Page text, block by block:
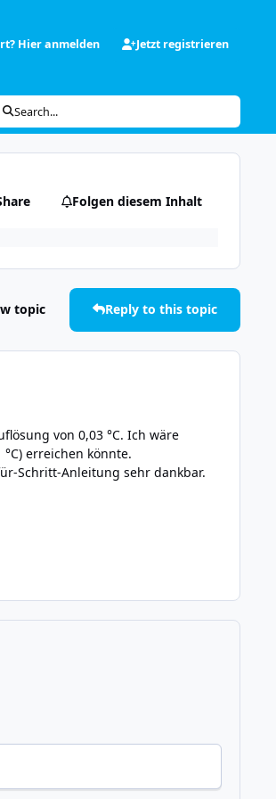
Hier anmelden Jetzt registrieren
Search...
Folgen diesem Inhalt
topic Reply to this topic
von 0,03 °C. Ich wäre
erreichen könnte.
Schritt-Anleitung sehr dankbar.